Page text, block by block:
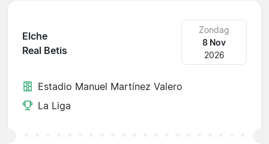
Elche
Real Betis
Zondag
8 Nov
2026
Estadio Manuel Martínez Valero
La Liga